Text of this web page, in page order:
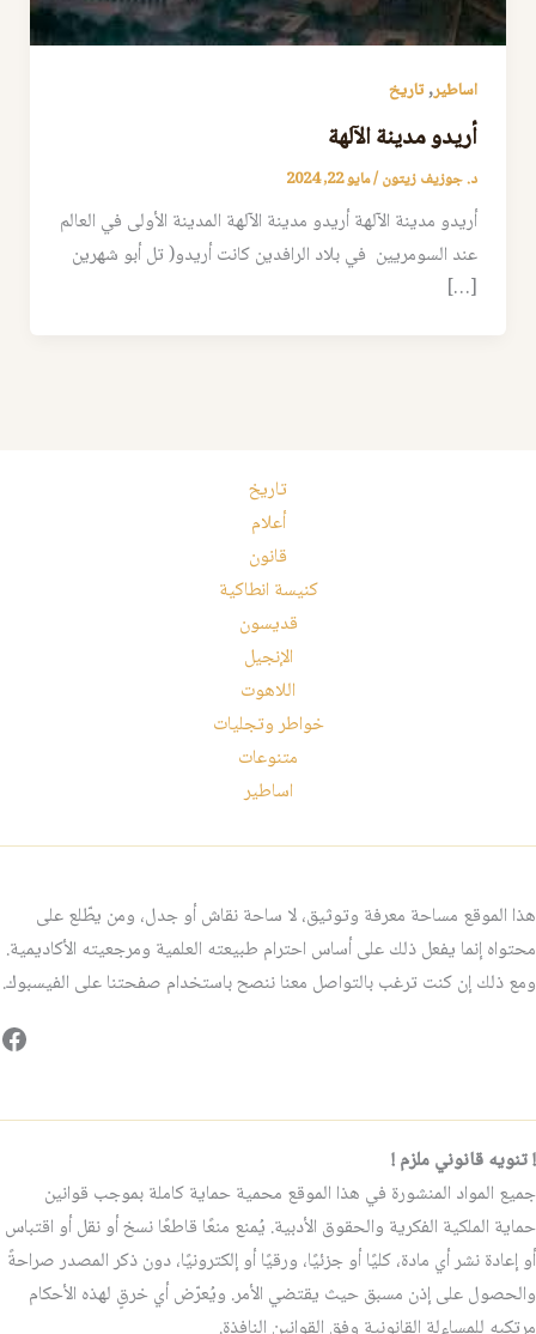
اساطير,تاريخ
أريدو مدينة الآلهة
د. جوزيف زيتون/مايو 22, 2024
أريدو مدينة الآلهة أريدو مدينة الآلهة المدينة الأولى في العالم
عند السومريين في بلاد الرافدين كانت أريدو( تل أبو شهرين
[…]
تاريخ
أعلام
قانون
كنيسة انطاكية
قديسون
الإنجيل
اللاهوت
خواطر وتجليات
متنوعات
اساطير
هذا الموقع مساحة معرفة وتوثيق، لا ساحة نقاش أو جدل، ومن يطّلع على
محتواه إنما يفعل ذلك على أساس احترام طبيعته العلمية ومرجعيته الأكاديمية.
ومع ذلك إن كنت ترغب بالتواصل معنا ننصح باستخدام صفحتنا على الفيسبوك.
! تنويه قانوني ملزم !
جميع المواد المنشورة في هذا الموقع محمية حماية كاملة بموجب قوانين
حماية الملكية الفكرية والحقوق الأدبية. يُمنع منعًا قاطعًا نسخ أو نقل أو اقتباس
أو إعادة نشر أي مادة، كليًا أو جزئيًا، ورقيًا أو إلكترونيًا، دون ذكر المصدر صراحةً
والحصول على إذن مسبق حيث يقتضي الأمر. ويُعرّض أي خرقٍ لهذه الأحكام